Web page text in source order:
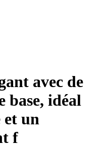
avec de
base, idéal
et un
f